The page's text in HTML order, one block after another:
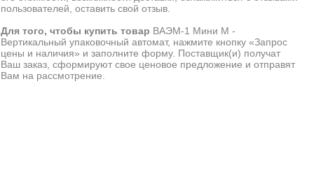
пользователей, оставить свой отзыв.
Для того, чтобы купить товар ВАЭМ-1 Мини М -
Вертикальный упаковочный автомат, нажмите кнопку «Запрос
цены и наличия» и заполните форму. Поставщик(и) получат
Ваш заказ, сформируют свое ценовое предложение и отправят
Вам на рассмотрение.